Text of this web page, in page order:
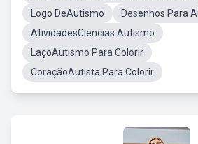
Logo DeAutismo
Desenhos Para
AtividadesCiencias Autismo
LaçoAutismo Para Colorir
CoraçãoAutista Para Colorir